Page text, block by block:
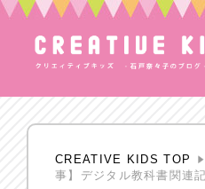
CREATIVE KIDS TOP
事】デジタル教科書関連